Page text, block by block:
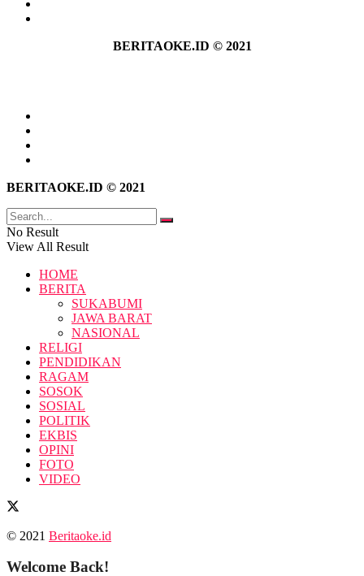
BERITAOKE.ID © 2021
BERITAOKE.ID © 2021
No Result
View All Result
HOME
BERITA
SUKABUMI
JAWA BARAT
NASIONAL
RELIGI
PENDIDIKAN
RAGAM
SOSOK
SOSIAL
POLITIK
EKBIS
OPINI
FOTO
VIDEO
© 2021 Beritaoke.id
Welcome Back!